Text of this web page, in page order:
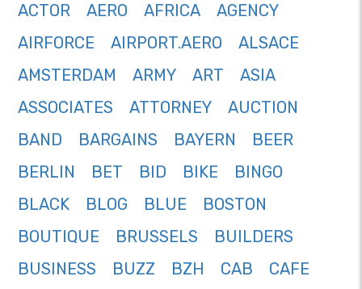
ACTOR
AERO AFRICA
AGENCY
AIRFORCE
AIRPORT.AERO
ALSACE
AMSTERDAM
ARMY ART
ASIA
ASSOCIATES
ATTORNEY
AUCTION
BAND
BARGAINS BAYERN
BEER
BERLIN
BET BID BIKE
BINGO
BLACK
BLOG BLUE
BOSTON
BOUTIQUE
BRUSSELS
BUILDERS
BUSINESS
BUZZ BZH CAB
CAFE